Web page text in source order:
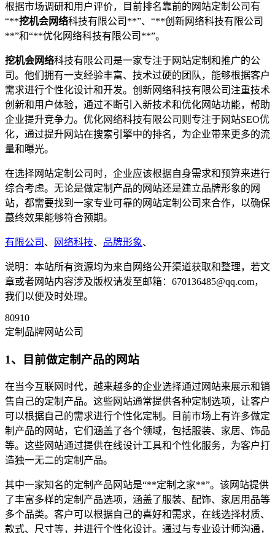
根据市场调研和用户评价，目前排名靠前的网站定制公司有
“**挖机会网络科技有限公司**”、“**创新网络科技有限公司
**”和“**优化网络科技有限公司**”。
挖机会网络科技有限公司是一家专注于网站定制和推广的公
司。他们拥有一支经验丰富、技术过硬的团队，能够根据客户
需求进行个性化设计和开发。创新网络科技有限公司注重技术
创新和用户体验，通过不断引入新技术和优化网站功能，帮助
企业提升竞争力。优化网络科技有限公司则专注于网站SEO优
化，通过提升网站在搜索引擎中的排名，为企业带来更多的流
量和曝光。
在选择网站定制公司时，企业应该根据自身需求和预算来进行
综合考虑。无论是做定制产品的网站还是建立品牌形象的网
站，都需要找到一家专业可靠的网站定制公司来合作，以确保
蕞终效果能够符合预期。
有限公司 、 网络科技、 品牌形象、
说明：本站所有资源均为来自网络公开渠道获取和整理，若文
章或者网站内容涉及版权请发至邮箱：670136485@qq.com，
我们以便及时处理。
80910
定制品牌网站公司
1、目前做定制产品的网站
在当今互联网时代，越来越多的企业选择通过网站来展示和销
售自己的定制产品。这些网站通常提供各种定制选项，让客户
可以根据自己的需求进行个性化定制。目前市场上有许多做定
制产品的网站，它们涵盖了各个领域，包括服装、家居、饰品
等。这些网站通过提供在线设计工具和个性化服务，为客户打
造独一无二的定制产品。
其中一家知名的定制产品网站是“**定制之家**”。该网站提供
了丰富多样的定制产品选项，涵盖了服装、配饰、家居用品等
多个品类。客户可以根据自己的喜好和需求，在线选择材质、
款式、尺寸等，并进行个性化设计。通过与专业设计师沟通，